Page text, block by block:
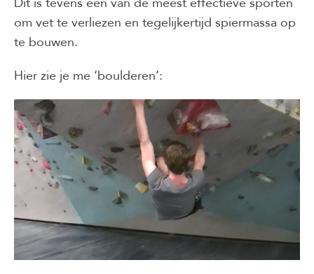
om vet te verliezen en tegelijkertijd spiermassa op
te bouwen.
Hier zie je me ‘boulderen’: